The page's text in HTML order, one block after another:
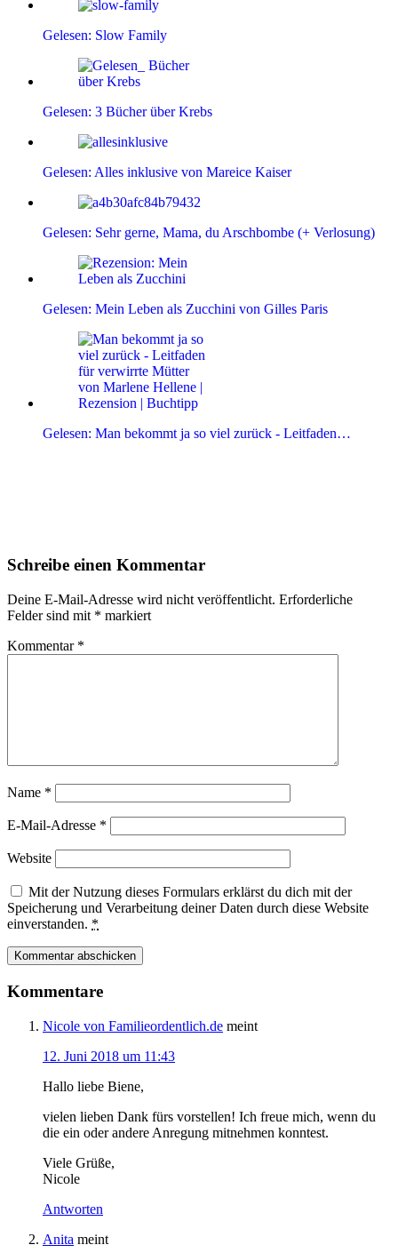
Gelesen: Slow Family
Gelesen: 3 Bücher über Krebs
Gelesen: Alles inklusive von Mareice Kaiser
Gelesen: Sehr gerne, Mama, du Arschbombe (+ Verlosung)
Gelesen: Mein Leben als Zucchini von Gilles Paris
Gelesen: Man bekommt ja so viel zurück - Leitfaden…
Interaktionen
Schreibe einen Kommentar
Deine E-Mail-Adresse wird nicht veröffentlicht. Erforderliche
Felder sind mit * markiert
Kommentar *
Name *
E-Mail-Adresse *
Website
Mit der Nutzung dieses Formulars erklärst du dich mit der
Speicherung und Verarbeitung deiner Daten durch diese Website
einverstanden. *
Kommentare
Nicole von Familieordentlich.de meint
12. Juni 2018 um 11:43
Hallo liebe Biene,
vielen lieben Dank fürs vorstellen! Ich freue mich, wenn du
die ein oder andere Anregung mitnehmen konntest.
Viele Grüße,
Nicole
Antworten
Anita meint